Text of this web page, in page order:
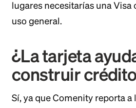
lugares necesitarías una Visa
uso general.
¿La tarjeta
construir
Sí, ya que Comenity reporta a